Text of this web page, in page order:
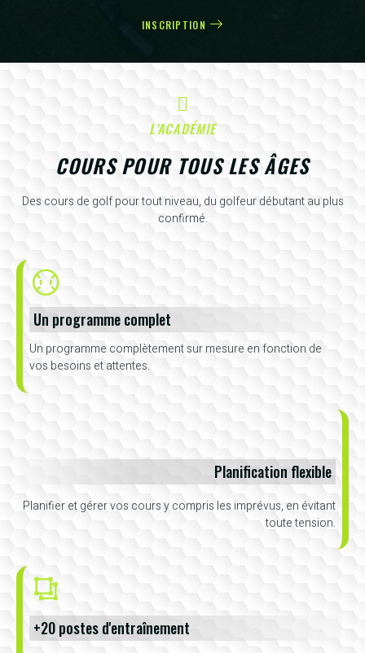
INSCRIPTION
L'ACADÉMIE
COURS POUR TOUS LES ÂGES
Des cours de golf pour tout niveau, du golfeur débutant au plus
confirmé.
Un programme complet
Un programme complètement sur mesure en fonction de
vos besoins et attentes.
Planification flexible
Planifier et gérer vos cours y compris les imprévus, en évitant
toute tension.
+20 postes d'entraînement